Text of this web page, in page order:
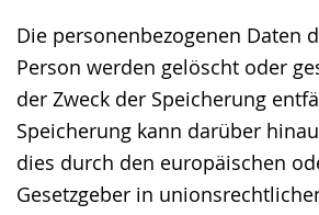
Die personenbezogenen Daten
Person werden gelöscht oder
der Zweck der Speicherung
Speicherung kann darüber
dies durch den europäischen
Gesetzgeber in